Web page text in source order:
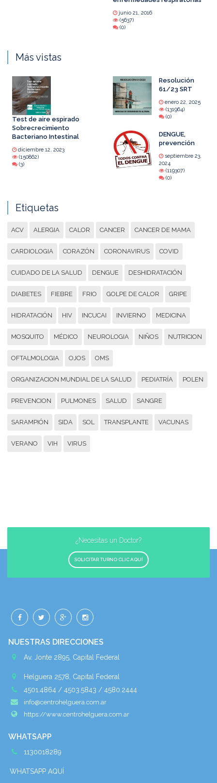
junio 21, 2016
(5637)
(0)
Más vistas
Test de aire espirado
Sobrecrecimiento
Bacteriano Intestinal
diciembre 12, 2023
(150862)
(3)
Resolución
61/23 SRT
enero 22, 2025
(131964)
(0)
DENGUE,
prevención
septiembre 23,
2024
(119307)
(0)
Etiquetas
ACV ALERGIA CALOR CANCER CANCER DE MAMA
CARDIOLOGIA CORAZÓN CORONAVIRUS COVID
CUIDADO DE LA SALUD DENGUE DESHIDRATACIÓN
DIABETES FIEBRE FRIO GOLPE DE CALOR GRIPE
HIDRATACIÓN HIV INCUCAI INVIERNO MEDICINA
MOSQUITO MÉDICO NEUROLOGIA NIÑOS NUTRICION
OFTALMOLOGIA OJOS OMS
ORGANIZACION MUNDIAL DE LA SALUD PEDIATRÍA POLEN
PREVENCION PULMONES SALUD SANGRE
SARAMPIÓN SIDA SOL TRANSPLANTE VACUNAS
VERANO VIH VIRUS
¿Necesitas un Doctor?
SOLICITAR TURNO CLIC AQUÍ
NUESTRAS DIRECCIONES
Av. Jonte 2895, Capital Federal
Helguera 2578, Capital Federal
4501.4864 / 4503.5843 / 4580.2444
info@centrohelguera.com.ar
https://www.centrohelguera.com.ar
WHATSAPP
1130018289
WHATSAPP AQUÍ